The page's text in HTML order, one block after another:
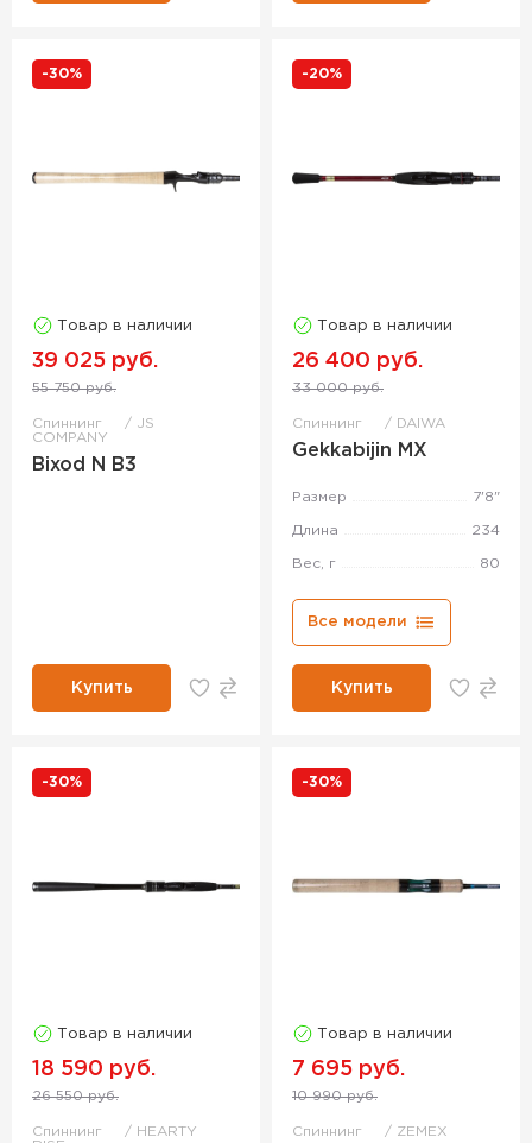
-30%
Товар в наличии
39 025 руб.
55 750 руб.
Спиннинг
JS
COMPANY
Bixod N B3
Купить
-20%
Товар в наличии
26 400 руб.
33 000 руб.
Спиннинг DAIWA
Gekkabijin MX
Размер 7'8"
Длина 234
Вес, г 80
Все модели
Купить
-30%
Товар в наличии
18 590 руб.
26 550 руб.
Спиннинг
HEARTY
-30%
Товар в наличии
7 695 руб.
10 990 руб.
Спиннинг ZEMEX